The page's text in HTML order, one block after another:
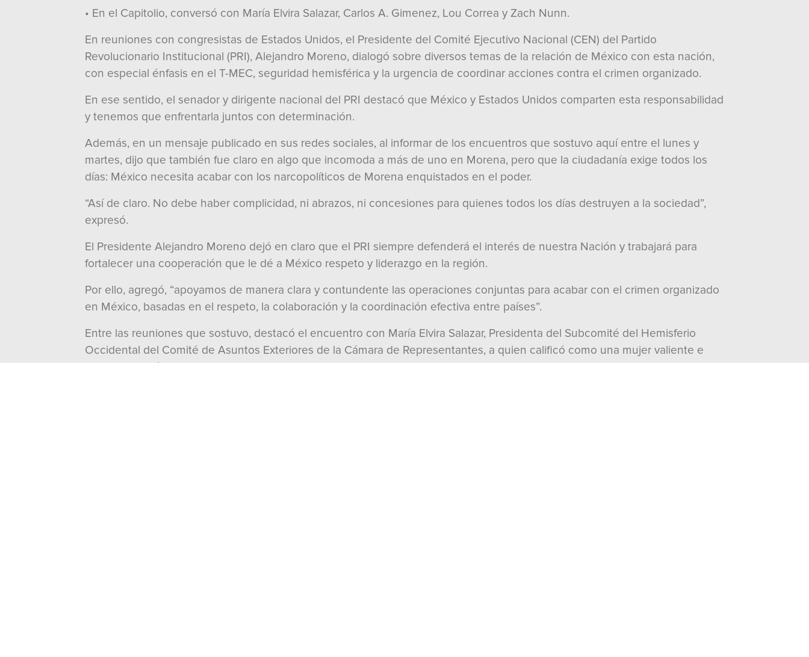
• En el Capitolio, conversó con María Elvira Salazar, Carlos A. Gimenez, Lou Correa y Zach Nunn.
En reuniones con congresistas de Estados Unidos, el Presidente del Comité Ejecutivo Nacional (CEN) del Partido
Revolucionario Institucional (PRI), Alejandro Moreno, dialogó sobre diversos temas de la relación de México con esta nación,
con especial énfasis en el T-MEC, seguridad hemisférica y la urgencia de coordinar acciones contra el crimen organizado.
En ese sentido, el senador y dirigente nacional del PRI destacó que México y Estados Unidos comparten esta responsabilidad
y tenemos que enfrentarla juntos con determinación.
Además, en un mensaje publicado en sus redes sociales, al informar de los encuentros que sostuvo aquí entre el lunes y
martes, dijo que también fue claro en algo que incomoda a más de uno en Morena, pero que la ciudadanía exige todos los
días: México necesita acabar con los narcopolíticos de Morena enquistados en el poder.
“Así de claro. No debe haber complicidad, ni abrazos, ni concesiones para quienes todos los días destruyen a la sociedad”,
expresó.
El Presidente Alejandro Moreno dejó en claro que el PRI siempre defenderá el interés de nuestra Nación y trabajará para
fortalecer una cooperación que le dé a México respeto y liderazgo en la región.
Por ello, agregó, “apoyamos de manera clara y contundente las operaciones conjuntas para acabar con el crimen organizado
en México, basadas en el respeto, la colaboración y la coordinación efectiva entre países”.
Entre las reuniones que sostuvo, destacó el encuentro con María Elvira Salazar, Presidenta del Subcomité del Hemisferio
Occidental del Comité de Asuntos Exteriores de la Cámara de Representantes, a quien calificó como una mujer valiente e
inteligente, así como con Carlos A. Gimenez, un Congresista destacado y comprometido, ambos del Distrito de Florida.